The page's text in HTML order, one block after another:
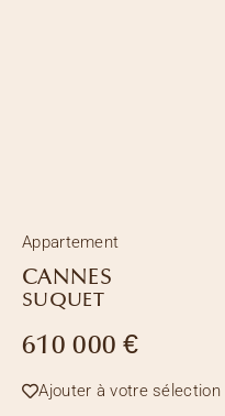
Appartement
CANNES
SUQUET
610 000 €
Ajouter à votre sélection